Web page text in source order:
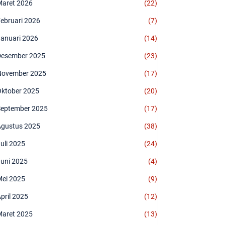
2026 (22)
2026 (7)
2026 (14)
2025 (23)
2025 (17)
2025 (20)
2025 (17)
2025 (38)
2025 (24)
2025 (4)
2025 (9)
2025 (12)
2025 (13)